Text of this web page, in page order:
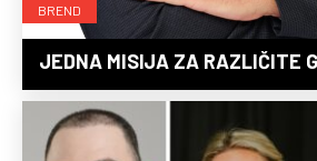
BREND
JEDNA MISIJA ZA RAZLIČITE